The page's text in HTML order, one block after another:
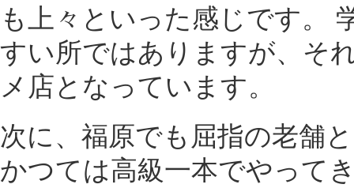
も上々といった感じです。
すい所ではありますが、そ
メ店となっています。
次に、福原でも屈指の老舗
かつては高級一本でやって